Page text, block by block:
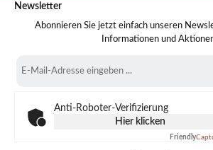
Newsletter
Abonnieren Sie jetzt einfach unseren
Informationen und
Mail-
Anti-Roboter-Verifizierung
Hier klicken
Friendly